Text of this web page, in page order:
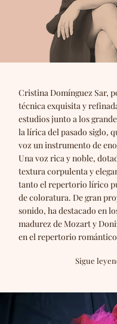
Cristina Domínguez Sar,
técnica exquisita y
estudios junto a los
la lírica del pasado siglo,
voz un instrumento de
Una voz rica y noble,
textura corpulenta y
tanto el repertorio lírico
de coloratura. De gran
sonido, ha destacado en
madurez de Mozart y
en el repertorio
Sigue